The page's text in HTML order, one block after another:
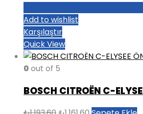
Add to wishlist
Karşılaştır
Quick View
0 out of 5
BOSCH CITROËN C-